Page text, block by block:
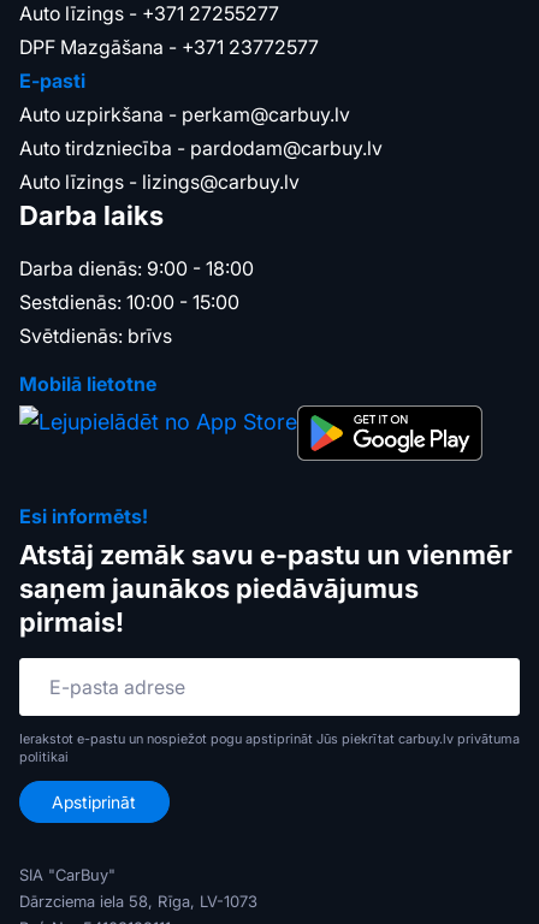
Auto līzings - +371 27255277
DPF Mazgāšana - +371 23772577
E-pasti
Auto uzpirkšana - perkam@carbuy.lv
Auto tirdzniecība - pardodam@carbuy.lv
Auto līzings - lizings@carbuy.lv
Darba laiks
Darba dienās: 9:00 - 18:00
Sestdienās: 10:00 - 15:00
Svētdienās: brīvs
Mobilā lietotne
Esi informēts!
Atstāj zemāk savu e-pastu un vienmēr
saņem jaunākos piedāvājumus
pirmais!
Ierakstot e-pastu un nospiežot pogu apstiprināt Jūs piekrītat carbuy.lv privātuma
politikai
SIA "CarBuy"
Dārzciema iela 58, Rīga, LV-1073